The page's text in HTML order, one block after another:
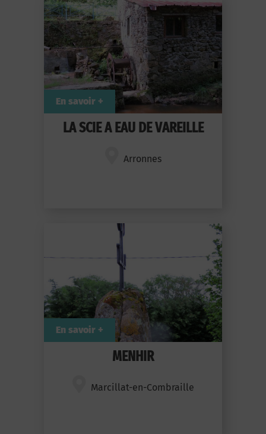
LA SCIE A EAU DE VAREILLE
Arronnes
En savoir +
MENHIR
Marcillat-en-Combraille
En savoir +